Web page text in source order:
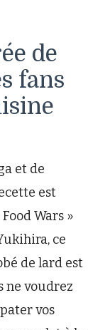
de
fans
et de
est
Wars »
ce
de lard est
ne voudrez
vos